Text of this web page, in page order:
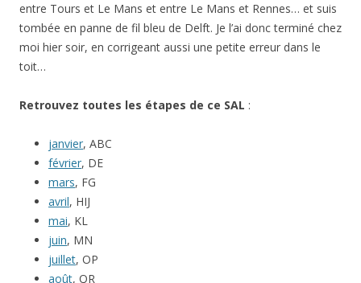
entre Tours et Le Mans et entre Le Mans et Rennes… et suis
tombée en panne de fil bleu de Delft. Je l’ai donc terminé chez
moi hier soir, en corrigeant aussi une petite erreur dans le
toit…
Retrouvez toutes les étapes de ce SAL :
janvier, ABC
février, DE
mars, FG
avril, HIJ
mai, KL
juin, MN
juillet, OP
août, QR